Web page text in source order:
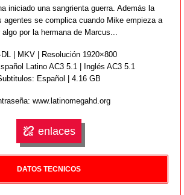
iniciado una sangrienta guerra. Además la
agentes se complica cuando Mike empieza a
por la hermana de Marcus...
| MKV | Resolución 1920×800
Latino AC3 5.1 | Inglés AC3 5.1
Español | 4.16 GB
www.latinomegahd.org
enlaces
DATOS TECNICOS